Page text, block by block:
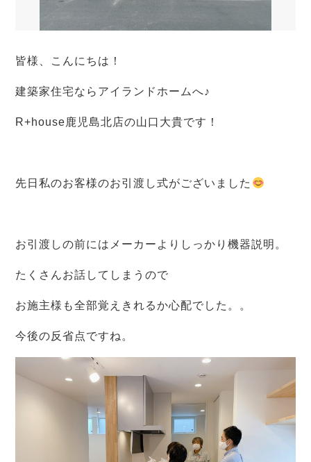
皆様、こんにちは！
建築家住宅ならアイランドホームへ♪
R+house鹿児島北店の山口大貴です！
先日私のお客様のお引渡し式がございました
お引渡しの前にはメーカーよりしっかり機器説明。
たくさんお話してしまうので
お施主様も全部覚えきれるか心配でした。。
今後の反省点ですね。